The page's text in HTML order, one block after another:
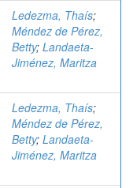
Ledezma, Thaís;
Méndez de Pérez,
Betty; Landaeta-
Jiménez, Maritza
Ledezma, Thaís;
Méndez de Pérez,
Betty; Landaeta-
Jiménez, Maritza